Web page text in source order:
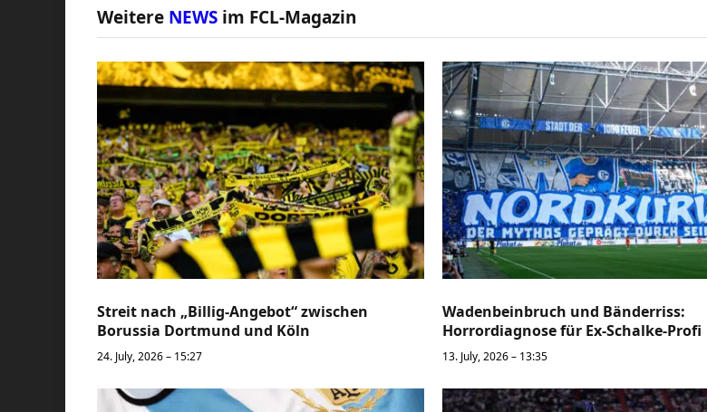
Weitere NEWS im FCL-Magazin
Streit nach „Billig-Angebot“ zwischen
Borussia Dortmund und Köln
24. July, 2026 – 15:27
Wadenbeinbruch und Bänderriss:
Horrordiagnose für Ex-Schalke-Profi
13. July, 2026 – 13:35